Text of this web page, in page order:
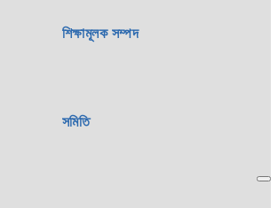
শিক্ষামূলক সম্পদ
সমিতি